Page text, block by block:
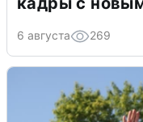
6 августа 269